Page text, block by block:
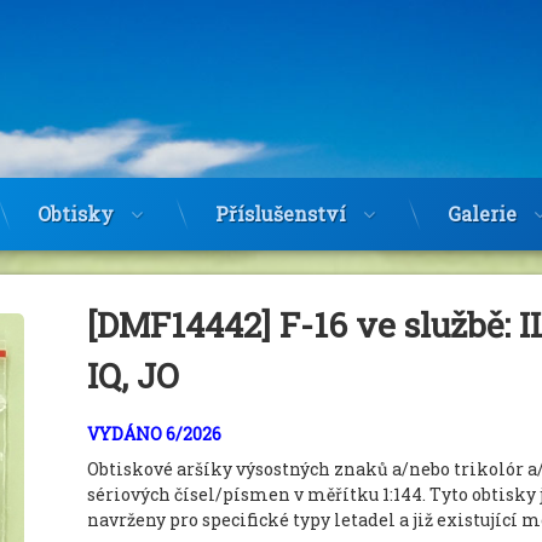
Obtisky Příslušenství Galerie
[DMF14442] F-16 ve službě:
IQ, JO
VYDÁNO 6/2026
Obtiskové aršíky výsostných znaků a/nebo trikolór
sériových čísel/písmen v měřítku 1:144. Tyto obtisky
navrženy pro specifické typy letadel a již existující